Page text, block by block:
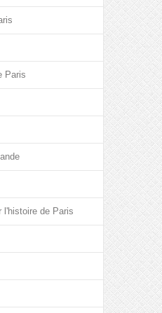
Paris
l'histoire de Paris